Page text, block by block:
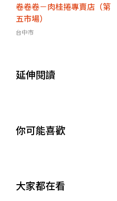
卷卷卷－肉桂捲專賣店（第
五市場）
台中市
延伸閱讀
你可能喜歡
大家都在看